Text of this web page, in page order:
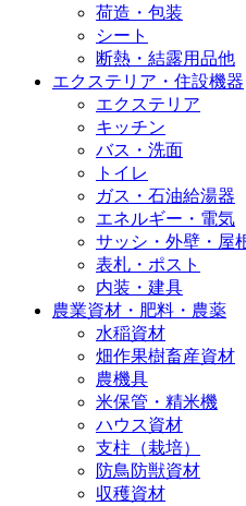
荷造・包装
シート
断熱・結露用品他
エクステリア・住設機器
エクステリア
キッチン
バス・洗面
トイレ
ガス・石油給湯器
エネルギー・電気
サッシ・外壁・屋
表札・ポスト
内装・建具
農業資材・肥料・農薬
水稲資材
畑作果樹畜産資材
農機具
米保管・精米機
ハウス資材
支柱（栽培）
防鳥防獣資材
収穫資材